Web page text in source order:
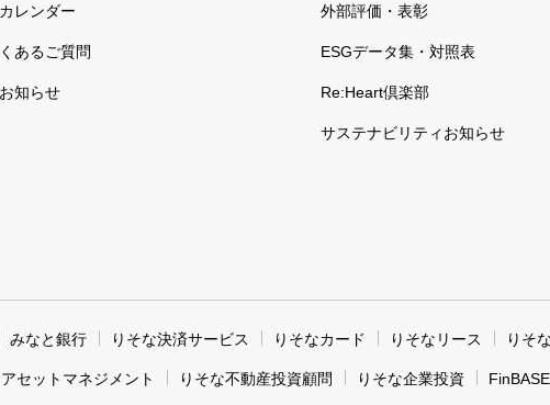
レンダー
あるご質問
知らせ
外部評価・表彰
ESGデータ集・対照表
Re:Heart倶楽部
サステナビリティお知らせ
みなと銀行 りそな決済サービス りそなカード りそなリース りそ
セットマネジメント りそな不動産投資顧問 りそな企業投資 FinBASE